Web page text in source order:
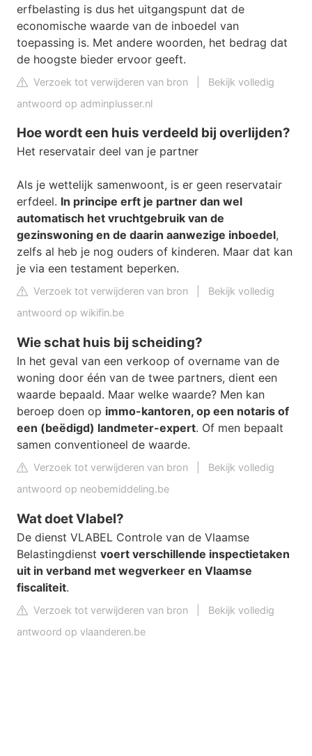
erfbelasting is dus het uitgangspunt dat de
economische waarde van de inboedel van
toepassing is. Met andere woorden, het bedrag dat
de hoogste bieder ervoor geeft.
Verzoek tot verwijderen van bron
Bekijk volledig
antwoord op adminplusser.nl
Hoe wordt een huis verdeeld bij overlijden?
Het reservatair deel van je partner
Als je wettelijk samenwoont, is er geen reservatair
erfdeel. In principe erft je partner dan wel
automatisch het vruchtgebruik van de
gezinswoning en de daarin aanwezige inboedel,
zelfs al heb je nog ouders of kinderen. Maar dat kan
je via een testament beperken.
Verzoek tot verwijderen van bron
Bekijk volledig
antwoord op wikifin.be
Wie schat huis bij scheiding?
In het geval van een verkoop of overname van de
woning door één van de twee partners, dient een
waarde bepaald. Maar welke waarde? Men kan
beroep doen op immo-kantoren, op een notaris of
een (beëdigd) landmeter-expert. Of men bepaalt
samen conventioneel de waarde.
Verzoek tot verwijderen van bron
Bekijk volledig
antwoord op neobemiddeling.be
Wat doet Vlabel?
De dienst VLABEL Controle van de Vlaamse
Belastingdienst voert verschillende inspectietaken
uit in verband met wegverkeer en Vlaamse
fiscaliteit.
Verzoek tot verwijderen van bron
Bekijk volledig
antwoord op vlaanderen.be